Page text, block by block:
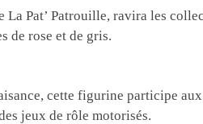
La Pat’ Patrouille, ravira les
de rose et de gris.
cette figurine participe
jeux de rôle motorisés.